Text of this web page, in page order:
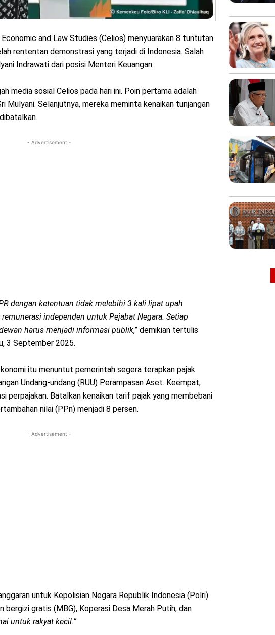
and Law Studies (Celios) menyuarakan 8 tuntutan
rententan demonstrasi yang terjadi di Indonesia. Salah
Indrawati dari posisi Menteri Keuangan.
media sosial Celios pada hari ini. Poin pertama adalah
Mulyani. Selanjutnya, mereka meminta kenaikan tunjangan
- Advertisement -
dengan ketentuan tidak melebihi 3 kali lipat upah
independen untuk Pejabat Negara. Setiap
harus menjadi informasi publik,” demikian tertulis
3 September 2025.
itu menuntut pemerintah segera terapkan pajak
Undang-undang (RUU) Perampasan Aset. Keempat,
perpajakan. Batalkan kenaikan tarif pajak yang membebani
nilai (PPn) menjadi 8 persen.
- Advertisement -
untuk Kepolisian Negara Republik Indonesia (Polri)
bergizi gratis (MBG), Koperasi Desa Merah Putih, dan
untuk rakyat kecil.”